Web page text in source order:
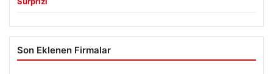
Son Eklenen Firmalar